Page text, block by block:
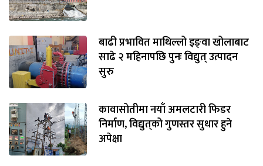
बाढी प्रभावित माथिल्लो इङ्‌वा खोलाबाट
साढे २ महिनापछि पुनः विद्युत् उत्पादन
सुरु
कावासोतीमा नयाँ अमलटारी फिडर
निर्माण, विद्युत्‌को गुणस्तर सुधार हुने
अपेक्षा